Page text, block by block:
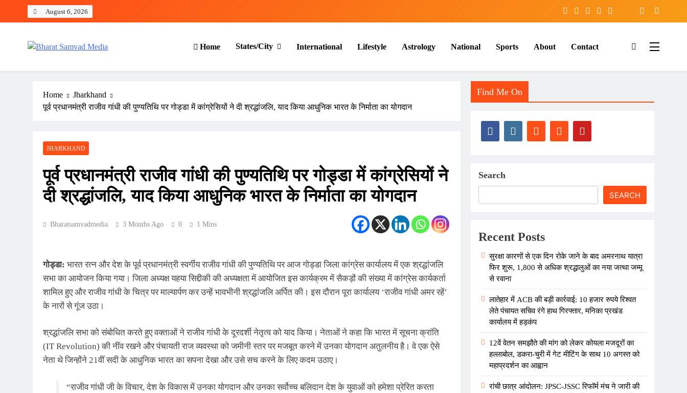
August 6, 2026
Home States/City International Lifestyle Astrology National Sports About Contact
Home
Jharkhand
पूर्व प्रधानमंत्री राजीव गांधी की पुण्यतिथि पर गोड्डा में कांग्रेसियों ने दी श्रद्धांजलि, याद किया आधुनिक भारत के निर्माता का योगदान
JHARKHAND
पूर्व प्रधानमंत्री राजीव गांधी की पुण्यतिथि पर गोड्डा में कांग्रेसियों ने
दी श्रद्धांजलि, याद किया आधुनिक भारत के निर्माता का योगदान
Bharatsamvadmedia 3 Months Ago 0 1 Mins
गोड्डा: भारत रत्न और देश के पूर्व प्रधानमंत्री स्वर्गीय राजीव गांधी की पुण्यतिथि पर आज गोड्डा जिला कांग्रेस कार्यालय में एक श्रद्धांजलि
सभा का आयोजन किया गया। जिला अध्यक्ष यहया सिद्दीकी की अध्यक्षता में आयोजित इस कार्यक्रम में सैकड़ों की संख्या में कांग्रेस कार्यकर्ता
शामिल हुए और राजीव गांधी के चित्र पर माल्यार्पण कर उन्हें भावभीनी श्रद्धांजलि अर्पित की। इस दौरान पूरा कार्यालय ‘राजीव गांधी अमर रहें’
के नारों से गूंज उठा।
श्रद्धांजलि सभा को संबोधित करते हुए वक्ताओं ने राजीव गांधी के दूरदर्शी नेतृत्व को याद किया। नेताओं ने कहा कि भारत में सूचना क्रांति
(IT Revolution) की नींव रखने और पंचायती राज व्यवस्था को जमीनी स्तर पर मजबूत करने में उनका योगदान अतुलनीय है। वे एक ऐसे
नेता थे जिन्होंने 21वीं सदी के आधुनिक भारत का सपना देखा और उसे सच करने के लिए कदम उठाए।
“राजीव गांधी जी के विचार, देश के विकास में उनका योगदान और उनका सर्वोच्च बलिदान देश के युवाओं को हमेशा प्रेरित करता
Find Me On
Search
SEARCH
Recent Posts
सुरक्षा कारणों से एक दिन रोके जाने के बाद अमरनाथ यात्रा
फिर शुरू, 1,800 से अधिक श्रद्धालुओं का नया जत्था जम्मू
से रवाना
लातेहार में ACB की बड़ी कार्रवाई: 10 हजार रुपये रिश्वत
लेते पंचायत सचिव रंगे हाथ गिरफ्तार, मनिका प्रखंड
कार्यालय में हड़कंप
12वें वेतन समझौते की मांग को लेकर कोयला मजदूरों का
हल्लाबोल, डकरा-चुरी में गेट मीटिंग के साथ 10 अगस्त को
महाप्रदर्शन का आह्वान
रांची छात्र आंदोलन: JPSC-JSSC रिफॉर्म मंच ने जारी की